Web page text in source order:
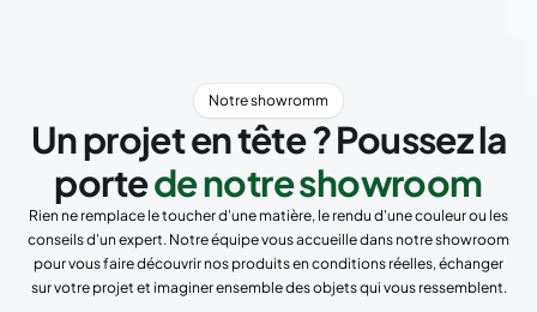
Notre showromm
Un projet en tête ? Poussez la
portede notre showroom
Rien ne remplace le toucher d'une matière, le rendu d'une couleur ou les
conseils d'un expert. Notre équipe vous accueille dans notre showroom
pour vous faire découvrir nos produits en conditions réelles, échanger
sur votre projet et imaginer ensemble des objets qui vous ressemblent.